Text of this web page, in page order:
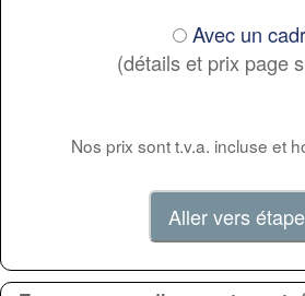
Avec un
(détails et prix page
Nos prix sont t.v.a. incluse et